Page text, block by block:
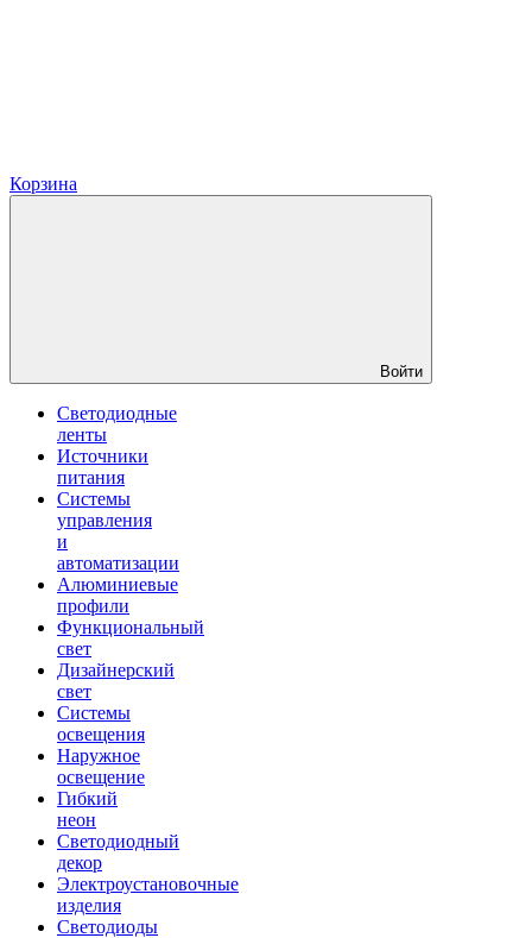
Корзина
Войти
Светодиодные
ленты
Источники
питания
Системы
управления
и
автоматизации
Алюминиевые
профили
Функциональный
свет
Дизайнерский
свет
Системы
освещения
Наружное
освещение
Гибкий
неон
Светодиодный
декор
Электроустановочные
изделия
Светодиоды